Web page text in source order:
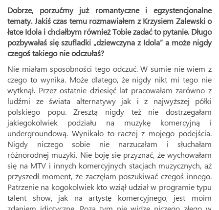
Dobrze, porzućmy już romantyczne i egzystencjonalne
tematy. Jakiś czas temu rozmawiałem z Krzysiem Zalewski o
łatce Idola i chciałbym również Tobie zadać to pytanie. Długo
pozbywałaś się szufladki „dziewczyna z Idola” a może nigdy
czegoś takiego nie odczułaś?
Nie miałam sposobności tego odczuć. W sumie nie wiem z
czego to wynika. Może dlatego, że nigdy nikt mi tego nie
wytknął. Przez ostatnie dziesięć lat pracowałam zarówno z
ludźmi ze świata alternatywy jak i z najwyższej półki
polskiego popu. Zresztą nigdy też nie dostrzegałam
jakiegokolwiek podziału na muzykę komercyjną i
undergroundową. Wynikało to raczej z mojego podejścia.
Nigdy niczego sobie nie narzucałam i słuchałam
różnorodnej muzyki. Nie boję się przyznać, że wychowałam
się na MTV i innych komercyjnych stacjach muzycznych, aż
przyszedł moment, że zaczęłam poszukiwać czegoś innego.
Patrzenie na kogokolwiek kto wziął udział w programie typu
talent show, jak na artystę komercyjnego, jest moim